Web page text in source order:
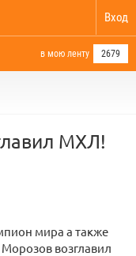
Вход
в мою ленту 2679
МХЛ!
мира а также
возглавил